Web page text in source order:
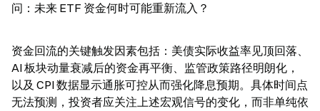
问：未来 ETF 资金何时可能重新流入？
资金回流的关键触发因素包括：美债实际收益率见顶回落、
AI 板块动量衰减后的资金再平衡、监管政策路径明朗化，
以及 CPI 数据显示通胀可控从而强化降息预期。具体时间点
无法预测，投资者应关注上述宏观信号的变化，而非单纯依